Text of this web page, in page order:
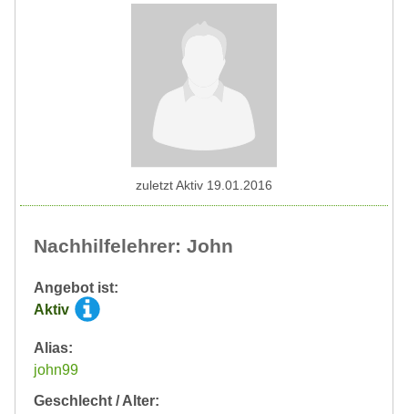
Nachhilfelehrer: John
Angebot ist:
Aktiv
Alias:
john99
Geschlecht / Alter:
zuletzt Aktiv 19.01.2016